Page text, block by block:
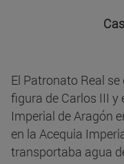
El Patronato Real
figura de Carlos III y
Imperial de Aragón
en la Acequia
transportaba agua